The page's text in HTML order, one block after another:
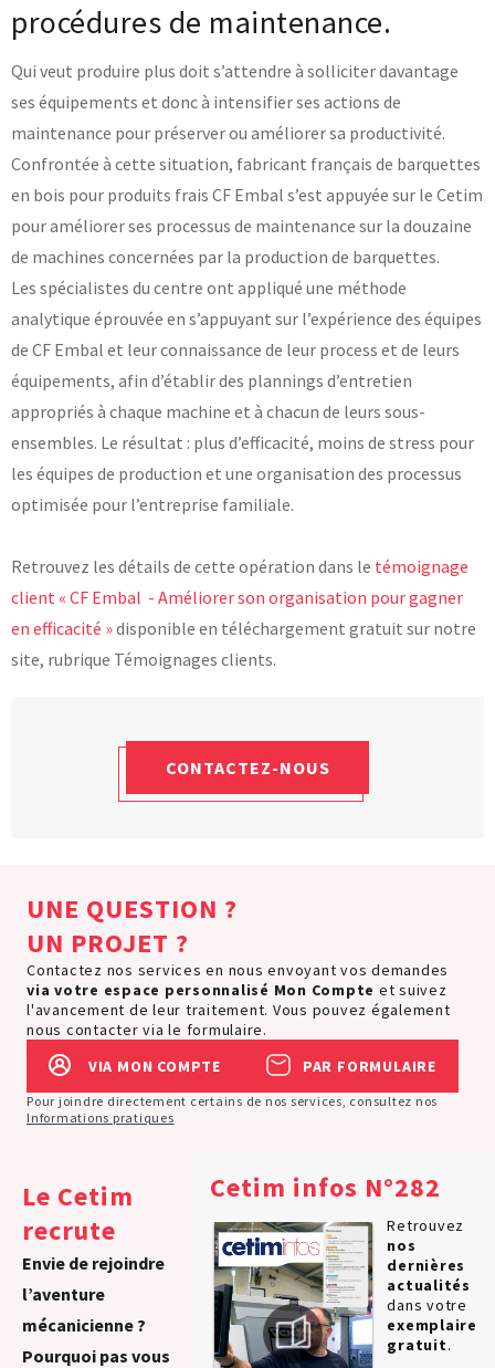
Parcours de spécialisation
A l'international
Logiciels métiers
Aide au chiffrage
Bases de données
APPUI À L’INDUSTRIE
Programmes régionaux
Normalisation
Technologies Prioritaires 2030
RECHERCHE
Laboratoires communs
Carnot
Publications scientifiques
Librairie
AGRÉMENTS ET RECONNAISSANCES QSE
Certifications qualité
Cofrac Étalonnage
MASE
Notifications CE
Agréments internationaux
Agrément ministériel
Certifications Cofrend
QUI SOMMES-NOUS ?
Le Cetim en bref
Nos valeurs
Gouvernance
Rapports - Publications
Vidéo de présentation
Égalité Femmes/Hommes
Information pratiques
Mentions légales
Conditions générales de vente
Avis d'achat
CONTACTEZ-NOUS
procédures de maintenance.
Qui veut produire plus doit s’attendre à solliciter davantage
ses équipements et donc à intensifier ses actions de
maintenance pour préserver ou améliorer sa productivité.
Confrontée à cette situation, fabricant français de barquettes
en bois pour produits frais CF Embal s’est appuyée sur le Cetim
pour améliorer ses processus de maintenance sur la douzaine
de machines concernées par la production de barquettes.
Les spécialistes du centre ont appliqué une méthode
analytique éprouvée en s’appuyant sur l’expérience des équipes
de CF Embal et leur connaissance de leur process et de leurs
équipements, afin d’établir des plannings d’entretien
appropriés à chaque machine et à chacun de leurs sous-
ensembles. Le résultat : plus d’efficacité, moins de stress pour
les équipes de production et une organisation des processus
optimisée pour l’entreprise familiale.
Retrouvez les détails de cette opération dans le témoignage
client « CF Embal - Améliorer son organisation pour gagner
en efficacité »disponible en téléchargement gratuit sur notre
site, rubrique Témoignages clients.
UNE QUESTION ?
UN PROJET ?
Contactez nos services en nous envoyant vos demandes
via votre espace personnalisé Mon Compte et suivez
l'avancement de leur traitement. Vous pouvez également
nous contacter via le formulaire.
VIA MON COMPTE
PAR FORMULAIRE
Pour joindre directement certains de nos services, consultez nos
Informations pratiques
Cetim infos N°282
Retrouvez
nos
dernières
actualités
dans votre
exemplaire
gratuit.
Le Cetim
recrute
Envie de rejoindre
l’aventure
mécanicienne ?
Pourquoi pas vous